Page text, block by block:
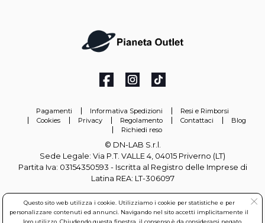
Pagamenti Informativa Spedizioni
Resi e Rimborsi
Cookies
Privacy Regolamento Contattaci
Blog
Richiedi reso
© DN-LAB S.r.l.
Sede Legale: Via P.T. VALLE 4, 04015 Priverno (LT)
Partita Iva: 03154350593 - Iscritta al Registro delle Imprese di
Latina REA: LT-306097
info@pianetaoutlet.it
Questo sito web utilizza i cookie. Utilizziamo i cookie per statistiche e per
personalizzare contenuti ed annunci. Navigando nel sito accetti implicitamente il
loro utilizzo. Chiudendo questa finestra, il consenso è da considerarsi negato.